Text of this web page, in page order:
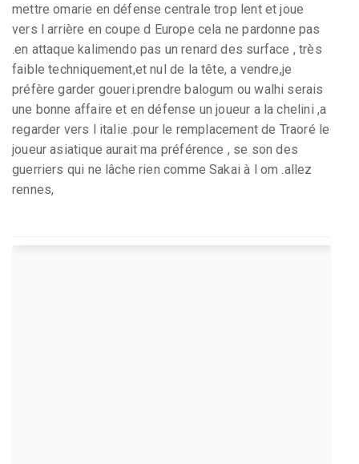
mettre omarie en défense centrale trop lent et joue
vers l arrière en coupe d Europe cela ne pardonne pas
.en attaque kalimendo pas un renard des surface , très
faible techniquement,et nul de la tête, a vendre,je
préfère garder goueri.prendre balogum ou walhi serais
une bonne affaire et en défense un joueur a la chelini ,a
regarder vers l italie .pour le remplacement de Traoré le
joueur asiatique aurait ma préférence , se son des
guerriers qui ne lâche rien comme Sakai à l om .allez
rennes,